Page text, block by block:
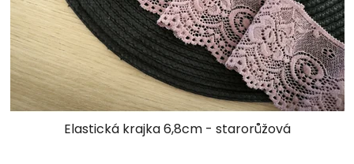
Elastická krajka 6,8cm - starorůžová